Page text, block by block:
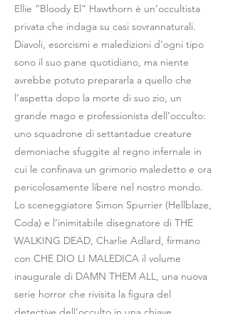
Ellie “Bloody El” Hawthorn è un’occultista
privata che indaga su casi sovrannaturali.
Diavoli, esorcismi e maledizioni d’ogni tipo
sono il suo pane quotidiano, ma niente
avrebbe potuto prepararla a quello che
l’aspetta dopo la morte di suo zio, un
grande mago e professionista dell’occulto:
uno squadrone di settantadue creature
demoniache sfuggite al regno infernale in
cui le confinava un grimorio maledetto e ora
pericolosamente libere nel nostro mondo.
Lo sceneggiatore Simon Spurrier (Hellblaze,
Coda) e l’inimitabile disegnatore di THE
WALKING DEAD, Charlie Adlard, firmano
con CHE DIO LI MALEDICA il volume
inaugurale di DAMN THEM ALL, una nuova
serie horror che rivisita la figura del